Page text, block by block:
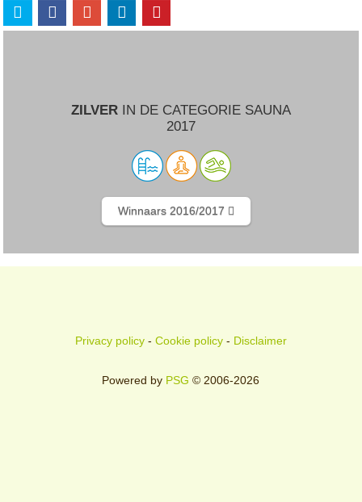
ZILVERIN DE CATEGORIE SAUNA
2017
Winnaars 2016/2017
Privacy policy- Cookie policy- Disclaimer
Powered by PSG © 2006-2026